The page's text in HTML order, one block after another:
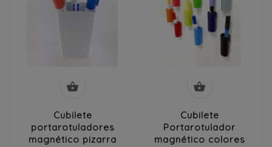

Cubilete
portarotuladores
magnético pizarra

Cubilete
Portarotulador
magnético colores